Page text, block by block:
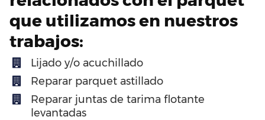
que utilizamos en nuestros
trabajos:
Lijado y/o acuchillado
Reparar parquet astillado
Reparar juntas de tarima flotante
levantadas